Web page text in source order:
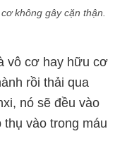
không gây cặn thận.
vô cơ hay hữu cơ
rồi thải qua
nó sẽ đều vào
vào trong máu